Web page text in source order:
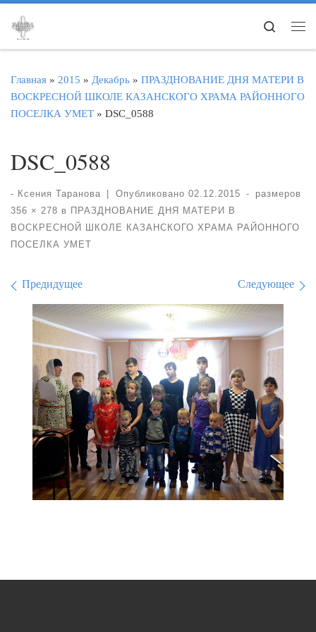
Перейти к содержимому
Search
Главная » 2015 » Декабрь » ПРАЗДНОВАНИЕ ДНЯ МАТЕРИ В
ВОСКРЕСНОЙ ШКОЛЕ КАЗАНСКОГО ХРАМА РАЙОННОГО
ПОСЕЛКА УМЕТ » DSC_0588
DSC_0588
- Ксения Таранова Опубликовано 02.12.2015 -
размеров
356 × 278 в ПРАЗДНОВАНИЕ ДНЯ МАТЕРИ В
ВОСКРЕСНОЙ ШКОЛЕ КАЗАНСКОГО ХРАМА РАЙОННОГО
ПОСЕЛКА УМЕТ
Навигация по
Предидущее Следующее